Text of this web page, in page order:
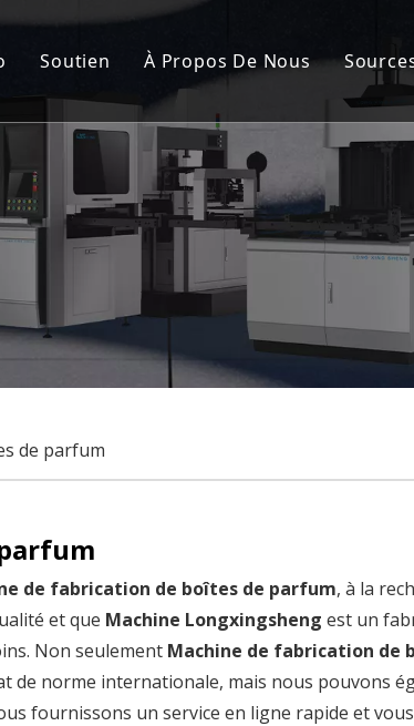
de cartons rigides automatique
la couverture rigide et de la boîte rigide
de boîtes rigides semi-automatique
Soutien
Service après-vente
FAQ
Cas
À Propos De Nous
de parfum
de fabrication de boîtes de parfum, à la
et que Machine Longxingsheng est un
Non seulement Machine de fabrication de
de norme internationale, mais nous pouvons
fournissons un service en ligne rapide et